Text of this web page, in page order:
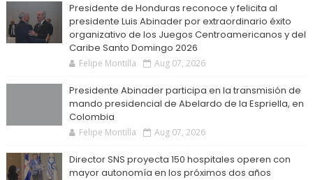
Presidente de Honduras reconoce y felicita al
presidente Luis Abinader por extraordinario éxito
organizativo de los Juegos Centroamericanos y del
Caribe Santo Domingo 2026
Felipe Montilla Aug 07, 2026
Presidente Abinader participa en la transmisión de
mando presidencial de Abelardo de la Espriella, en
Colombia
Felipe Montilla Aug 07, 2026
Director SNS proyecta 150 hospitales operen con
mayor autonomía en los próximos dos años